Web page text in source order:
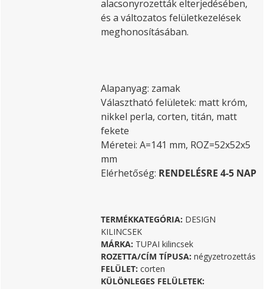
alacsonyrozetták elterjedésében,
és a változatos felületkezelések
meghonosításában.
Alapanyag: zamak
Választható felületek: matt króm,
nikkel perla, corten, titán, matt
fekete
Méretei: A=141 mm, ROZ=52x52x5
mm
Elérhetőség: RENDELÉSRE 4-5 NAP
TERMÉKKATEGÓRIA: DESIGN
KILINCSEK
MÁRKA: TUPAI kilincsek
ROZETTA/CÍM TÍPUSA: négyzetrozettás
FELÜLET: corten
KÜLÖNLEGES FELÜLETEK: